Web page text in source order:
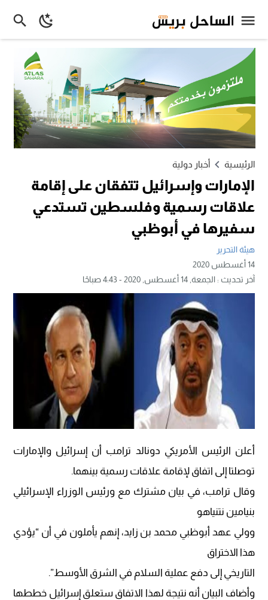
الرئيسية أخبار دولية
الإمارات وإسرائيل تتفقان على إقامة
علاقات رسمية وفلسطين تستدعي
سفيرها في أبوظبي
هيئة التحرير
14 أغسطس 2020
آخر تحديث :الجمعة, 14 أغسطس, 2020 - 4:43 صباحًا
أعلن الرئيس الأمريكي دونالد ترامب أن إسرائيل والإمارات
توصلتا إلى اتفاق لإقامة علاقات رسمية بينهما.
وقال ترامب، في بيان مشترك مع ورئيس الوزراء الإسرائيلي
بنيامين نتنياهو
وولي عهد أبوظبي محمد بن زايد، إنهم يأملون في أن “يؤدي
هذا الاختراق
التاريخي إلى دفع عملية السلام في الشرق الأوسط”.
وأضاف البيان أنه نتيجة لهذا الاتفاق ستعلق إسرائيل خططها